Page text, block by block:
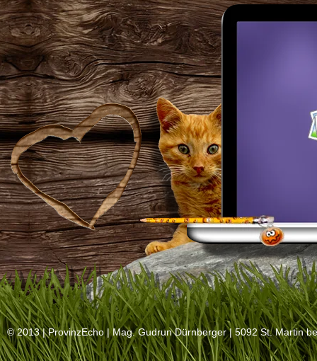
© 2013 |ProvinzEcho | Mag. Gudrun Dürnberger | 5092 St. Martin